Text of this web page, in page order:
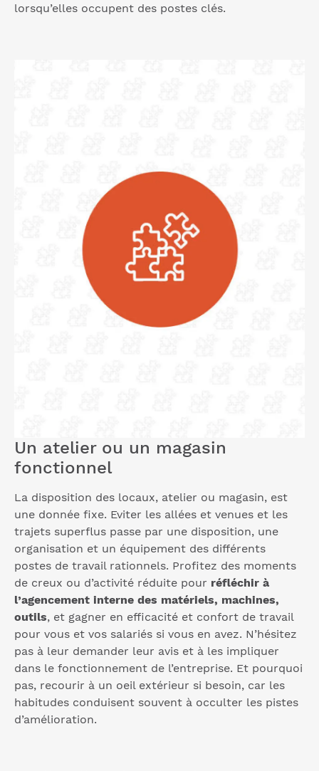
lorsqu’elles occupent des postes clés.
Un atelier ou un magasin
fonctionnel
La disposition des locaux, atelier ou magasin, est
une donnée fixe. Eviter les allées et venues et les
trajets superflus passe par une disposition, une
organisation et un équipement des différents
postes de travail rationnels. Profitez des moments
de creux ou d’activité réduite pour réfléchir à
l’agencement interne des matériels, machines,
outils, et gagner en efficacité et confort de travail
pour vous et vos salariés si vous en avez. N’hésitez
pas à leur demander leur avis et à les impliquer
dans le fonctionnement de l’entreprise. Et pourquoi
pas, recourir à un oeil extérieur si besoin, car les
habitudes conduisent souvent à occulter les pistes
d’amélioration.